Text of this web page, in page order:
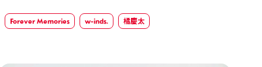
Forever Memories w-inds. 橘慶太